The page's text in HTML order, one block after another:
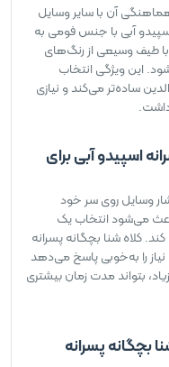
آن با سایر وسایل
آبی با جنس فومی به
طیف وسیعی از رنگ‌های
این ویژگی انتخاب
ساده‌تر می‌کند و نیازی
اسپیدو آبی برای
وسایل روی سر خود
می‌شود انتخاب یک
کلاه شنا بچگانه پسرانه
را به‌خوبی پاسخ می‌دهد
بتواند مدت زمان بیشتری
بچگانه پسرانه